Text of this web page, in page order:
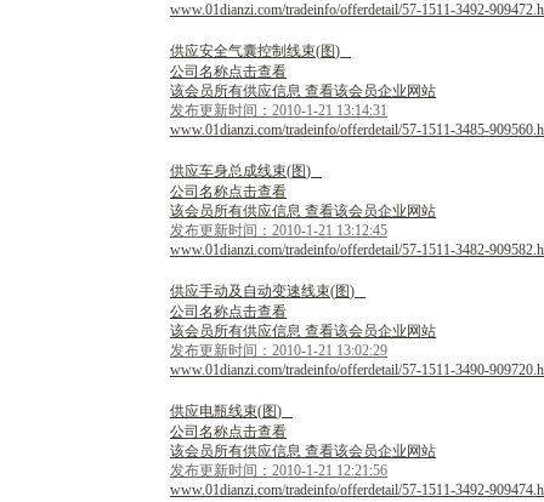
www.01dianzi.com/tradeinfo/offerdetail/57-1511-3492-
供应安全气囊控制 线束(图)
公司名称点击查看
该会员所有供应信息 查看该会员企业网站
发布更新时间：2010-1-21 13:14:31
www.01dianzi.com/tradeinfo/offerdetail/57-1511-3485-
供应车身总成线束(图)
公司名称点击查看
该会员所有供应信息 查看该会员企业网站
发布更新时间：2010-1-21 13:12:45
www.01dianzi.com/tradeinfo/offerdetail/57-1511-3482-
供应手动及 自动变速线束(图)
公司名称点击查看
该会员所有供应信息 查看该会员企业网站
发布更新时间：2010-1-21 13:02:29
www.01dianzi.com/tradeinfo/offerdetail/57-1511-3490-
供应电瓶线束(图)
公司名称点击查看
该会员所有供应信息 查看该会员企业网站
发布更新时间：2010-1-21 12:21:56
www.01dianzi.com/tradeinfo/offerdetail/57-1511-3492-